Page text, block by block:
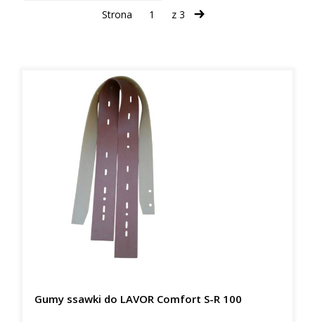
Strona z 3 Następne produkty
Gumy ssawki do LAVOR Comfort S-R 100